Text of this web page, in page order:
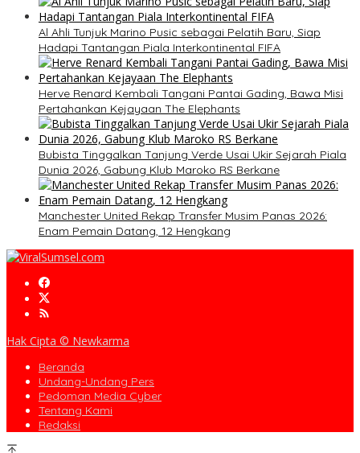
Al Ahli Tunjuk Marino Pusic sebagai Pelatih Baru, Siap
Hadapi Tantangan Piala Interkontinental FIFA
Herve Renard Kembali Tangani Pantai Gading, Bawa Misi
Pertahankan Kejayaan The Elephants
Bubista Tinggalkan Tanjung Verde Usai Ukir Sejarah Piala
Dunia 2026, Gabung Klub Maroko RS Berkane
Manchester United Rekap Transfer Musim Panas 2026:
Enam Pemain Datang, 12 Hengkang
Hak Cipta © Newkarma
Beranda
Undang-Undang Pers
Pedoman Media Cyber
Tentang Kami
Redaksi